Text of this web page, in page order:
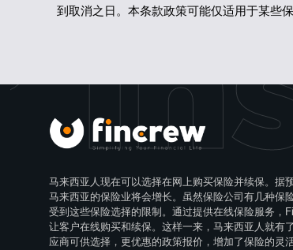
到取消之日。本条款政策可能仅适用于某些
马来西亚人现在可以选择在网上购买保险并续保。据
马来西亚的保险业将会增长。虽然保险公司有几种保
受到这些保险选择的限制。通过提供在线保险服务，
让客户在线购买和续保。这样一来，马来西亚人就有
应商可供选择，更优惠的政策报价，增加了保险的灵